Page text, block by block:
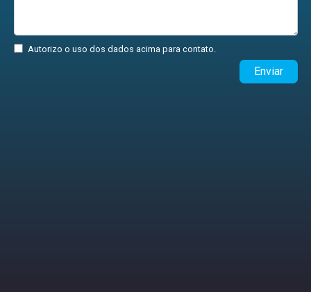
Autorizo o uso dos dados acima para contato.
Enviar